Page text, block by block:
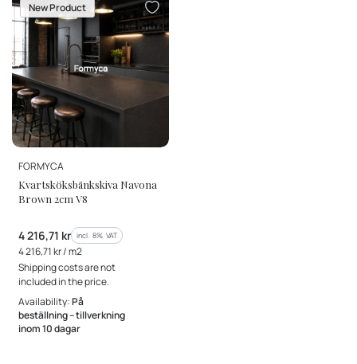
New Product
MANUFACTURER
FORMYCA
Kvartsköksbänkskiva Navona
Brown 2cm V8
Gross price
4 216,71 kr incl. %s VAT
incl. 8% VAT
Gross unit price
4 216,71 kr / m2
Shipping costs are not
included in the price.
Availability:På
beställning – tillverkning
inom 10 dagar